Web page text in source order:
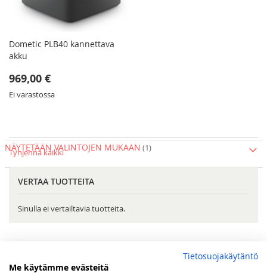
Dometic PLB40 kannettava
akku
969,00 €
Ei varastossa
NÄYTETÄÄN VALINTOJEN MUKAAN
Tyhjennä kaikki
VERTAA TUOTTEITA
Sinulla ei vertailtavia tuotteita.
Tietosuojakäytäntö
Me käytämme evästeitä